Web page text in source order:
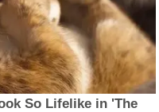
So Lifelike in 'The